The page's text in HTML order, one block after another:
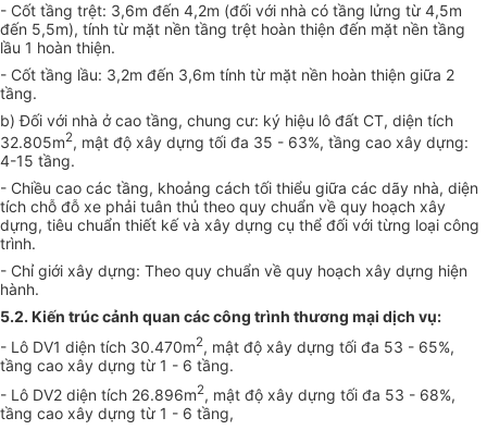
- Cốt tầng trệt: 3,6m đến 4,2m (đối với nhà có tầng lửng từ 4,5m
đến 5,5m), tính từ mặt nền tầng trệt hoàn thiện đến mặt nền tầng
lầu 1 hoàn thiện.
- Cốt tầng lầu: 3,2m đến 3,6m tính từ mặt nền hoàn thiện giữa 2
tầng.
b) Đối với nhà ở cao tầng, chung cư: ký hiệu lô đất CT, diện tích
32.805m2, mật độ xây dựng tối đa 35 - 63%, tầng cao xây dựng:
4-15 tầng.
- Chiều cao các tầng, khoảng cách tối thiểu giữa các dãy nhà, diện
tích chỗ đỗ xe phải tuân thủ theo quy chuẩn về quy hoạch xây
dựng, tiêu chuẩn thiết kế và xây dựng cụ thể đối với từng loại công
trình.
- Chỉ giới xây dựng: Theo quy chuẩn về quy hoạch xây dựng hiện
hành.
5.2. Kiến trúc cảnh quan các công trình thương mại dịch vụ:
- Lô DV1 diện tích 30.470m2, mật độ xây dựng tối đa 53 - 65%,
tầng cao xây dựng từ 1 - 6 tầng.
- Lô DV2 diện tích 26.896m2, mật độ xây dựng tối đa 53 - 68%,
tầng cao xây dựng từ 1 - 6 tầng,